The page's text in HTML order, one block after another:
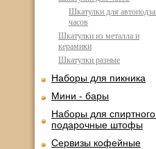
Шкатулки для
часов
Шкатулки из металла и
керамики
Шкатулки разные
Наборы для пикника
Мини - бары
Наборы для
подарочные штофы
Сервизы кофейные